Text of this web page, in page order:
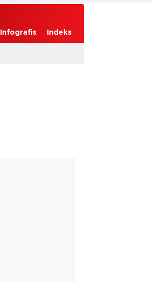
Infografis Indeks